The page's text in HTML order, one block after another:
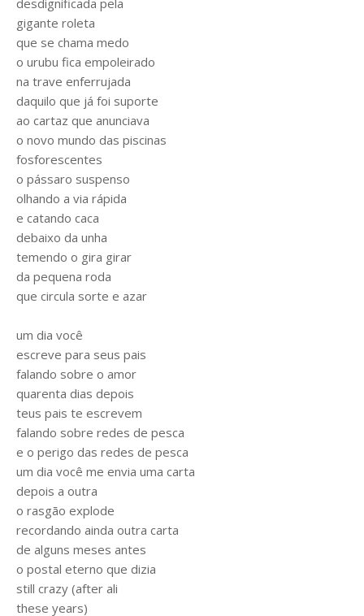
desdignificada pela
gigante roleta
que se chama medo
o urubu fica empoleirado
na trave enferrujada
daquilo que já foi suporte
ao cartaz que anunciava
o novo mundo das piscinas
fosforescentes
o pássaro suspenso
olhando a via rápida
e catando caca
debaixo da unha
temendo o gira girar
da pequena roda
que circula sorte e azar
um dia você
escreve para seus pais
falando sobre o amor
quarenta dias depois
teus pais te escrevem
falando sobre redes de pesca
e o perigo das redes de pesca
um dia você me envia uma carta
depois a outra
o rasgão explode
recordando ainda outra carta
de alguns meses antes
o postal eterno que dizia
still crazy (after ali
these years)